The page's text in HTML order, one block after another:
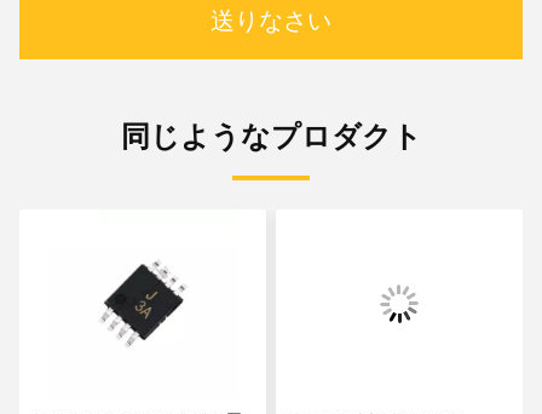
送りなさい
同じようなプロダクト